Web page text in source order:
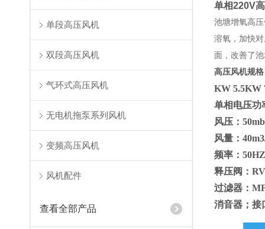
单段高压风机
双段高压风机
气环式高压风机
无电机拖泵系列风机
变频高压风机
风机配件
查看全部产品
单相220V
池塘增氧高
溶氧，加快
面，改善了
高压风机规
KW 5.5KW
单相电压功
风压：
风量：
频率：
释压阀：
过滤器：
消音器；接